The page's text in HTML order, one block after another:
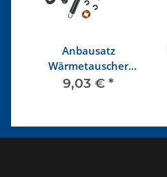
Anbausatz
Wärmetauscher
rechts ab 2/63
9,03 € *